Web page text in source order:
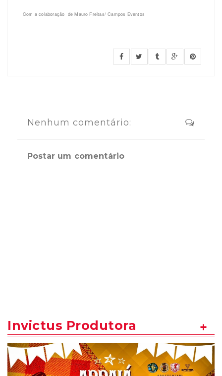
Com a colaboração de Mauro Freitas/ Campos Eventos
Nenhum comentário:
Postar um comentário
Invictus Produtora